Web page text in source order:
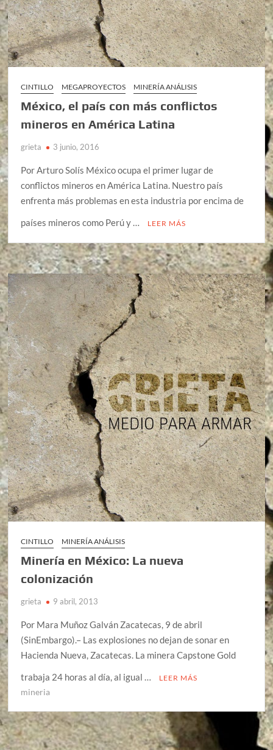
CINTILLO MEGAPROYECTOS MINERÍA ANÁLISIS
México, el país con más conflictos
mineros en América Latina
grieta 3 junio, 2016
Por Arturo Solís México ocupa el primer lugar de
conflictos mineros en América Latina. Nuestro país
enfrenta más problemas en esta industria por encima de
países mineros como Perú y …
LEER MÁS
CINTILLO MINERÍA ANÁLISIS
Minería en México: La nueva
colonización
grieta 9 abril, 2013
Por Mara Muñoz Galván Zacatecas, 9 de abril
(SinEmbargo).– Las explosiones no dejan de sonar en
Hacienda Nueva, Zacatecas. La minera Capstone Gold
trabaja 24 horas al día, al igual …
LEER MÁS
mineria